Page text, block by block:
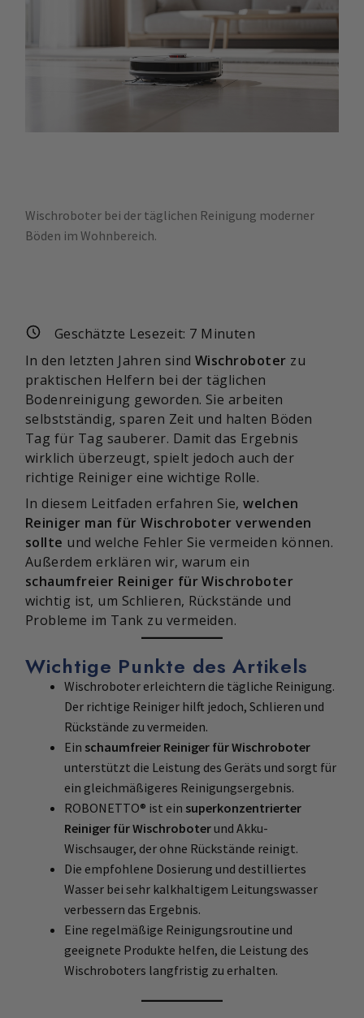
Wischroboter bei der täglichen Reinigung moderner
Böden im Wohnbereich.
Geschätzte Lesezeit: 7 Minuten
In den letzten Jahren sind Wischroboter zu
praktischen Helfern bei der täglichen
Bodenreinigung geworden. Sie arbeiten
selbstständig, sparen Zeit und halten Böden
Tag für Tag sauberer. Damit das Ergebnis
wirklich überzeugt, spielt jedoch auch der
richtige Reiniger eine wichtige Rolle.
In diesem Leitfaden erfahren Sie,welchen
Reiniger man für Wischroboter verwenden
sollte und welche Fehler Sie vermeiden können.
Außerdem erklären wir, warum ein
schaumfreier Reiniger für Wischroboter
wichtig ist, um Schlieren, Rückstände und
Probleme im Tank zu vermeiden.
Wichtige Punkte des Artikels
Wischroboter erleichtern die tägliche Reinigung.
Der richtige Reiniger hilft jedoch, Schlieren und
Rückstände zu vermeiden.
Ein schaumfreier Reiniger für Wischroboter
unterstützt die Leistung des Geräts und sorgt für
ein gleichmäßigeres Reinigungsergebnis.
ROBONETTO® ist ein superkonzentrierter
Reiniger für Wischroboterund Akku-
Wischsauger, der ohne Rückstände reinigt.
Die empfohlene Dosierung und destilliertes
Wasser bei sehr kalkhaltigem Leitungswasser
verbessern das Ergebnis.
Eine regelmäßige Reinigungsroutine und
geeignete Produkte helfen, die Leistung des
Wischroboters langfristig zu erhalten.